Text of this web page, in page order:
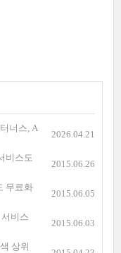
너스, A
2026.04.21
비스도
2015.06.26
무료화
2015.06.05
비스
2015.06.03
상위